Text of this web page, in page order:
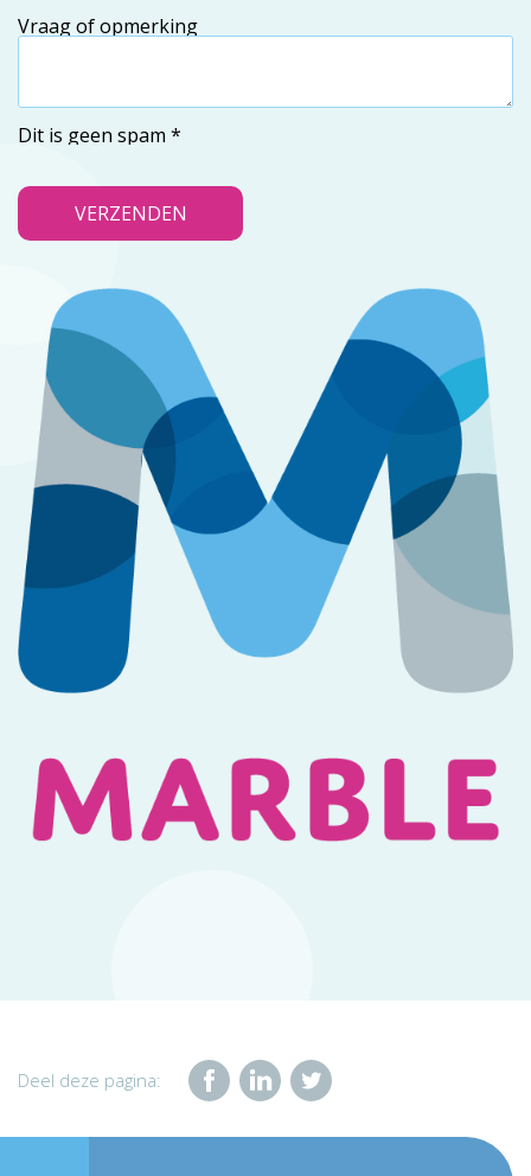
Vraag of opmerking
Dit is geen spam *
Deel deze pagina: